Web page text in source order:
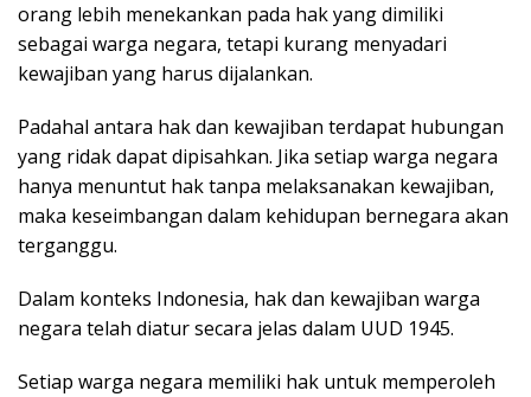
orang lebih menekankan pada hak yang dimiliki
sebagai warga negara, tetapi kurang menyadari
kewajiban yang harus dijalankan.
Padahal antara hak dan kewajiban terdapat hubungan
yang ridak dapat dipisahkan. Jika setiap warga negara
hanya menuntut hak tanpa melaksanakan kewajiban,
maka keseimbangan dalam kehidupan bernegara akan
terganggu.
Dalam konteks Indonesia, hak dan kewajiban warga
negara telah diatur secara jelas dalam UUD 1945.
Setiap warga negara memiliki hak untuk memperoleh